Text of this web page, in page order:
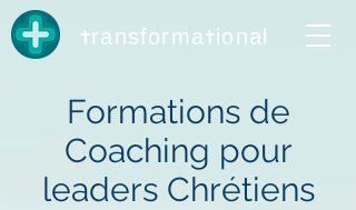
transformational
Formations de
Coaching pour
leaders Chrétiens